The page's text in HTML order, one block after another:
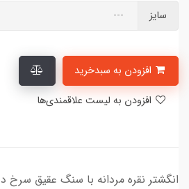
سایز
انگشتر نقره مردانه با سنگ عقیق سرخ